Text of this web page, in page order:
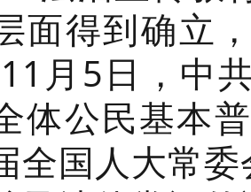
面得到确立
月5日，中
体公民基本
全国人大常